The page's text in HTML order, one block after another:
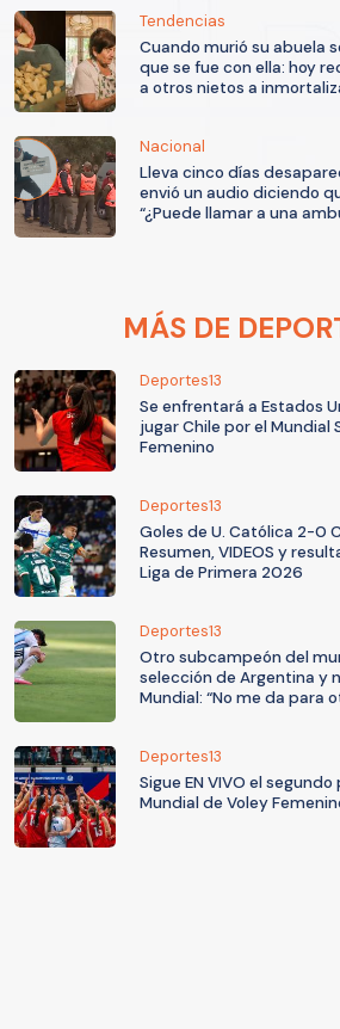
Tendencias
Cuando murió su abuela
que se fue con ella: hoy
a otros nietos a
Nacional
Lleva cinco días
envió un audio diciendo
“¿Puede llamar a una
MÁS DE
Deportes13
Se enfrentará a Estados
jugar Chile por el Mundial
Femenino
Deportes13
Goles de U. Católica 2-0
Resumen, VIDEOS y
Liga de Primera 2026
Deportes13
Otro subcampeón del
selección de Argentina y
Mundial: “No me da para
Deportes13
Sigue EN VIVO el
Mundial de Voley